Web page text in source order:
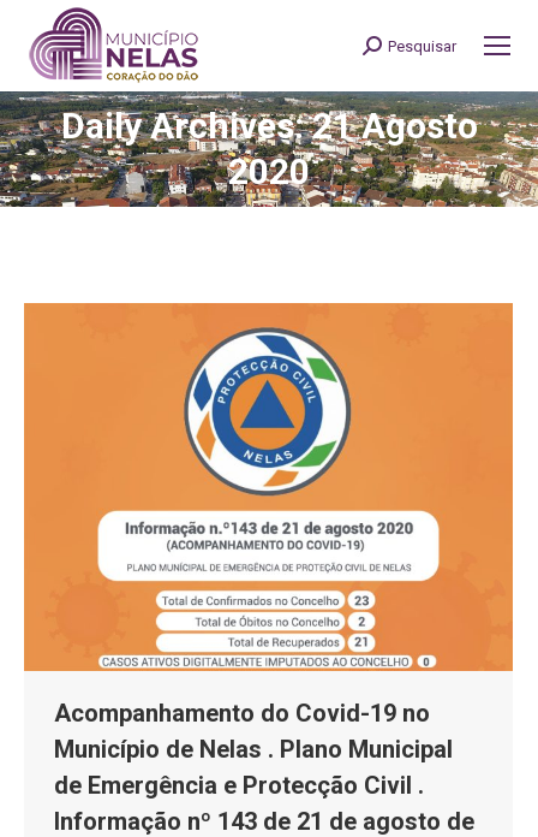
Search:
Pesquisar
Daily Archives: 21 Agosto
2020
You are here:
Acompanhamento do Covid-19 no
Município de Nelas . Plano Municipal
de Emergência e Protecção Civil .
Informação nº 143 de 21 de agosto de